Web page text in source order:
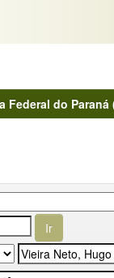
do Paraná